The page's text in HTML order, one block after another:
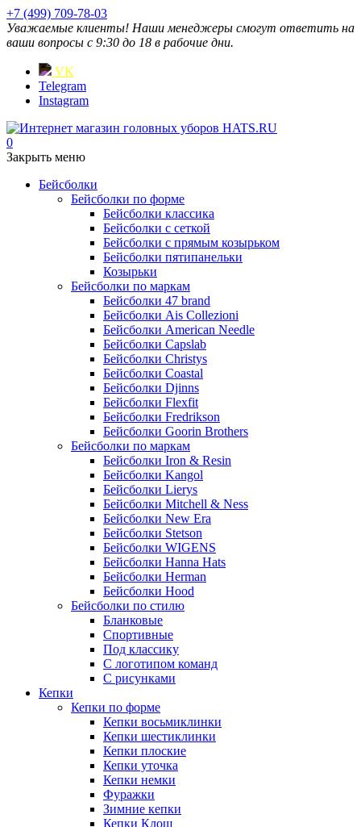
+7 (499) 709-78-03
Уважаемые клиенты! Наши менеджеры смогут ответить на
ваши вопросы с 9:30 до 18 в рабочие дни.
VK
Telegram
Instagram
0
Закрыть меню
Бейсболки
Бейсболки по форме
Бейсболки классика
Бейсболки с сеткой
Бейсболки с прямым козырьком
Бейсболки пятипанельки
Козырьки
Бейсболки по маркам
Бейсболки 47 brand
Бейсболки Ais Collezioni
Бейсболки American Needle
Бейсболки Capslab
Бейсболки Christys
Бейсболки Coastal
Бейсболки Djinns
Бейсболки Flexfit
Бейсболки Fredrikson
Бейсболки Goorin Brothers
Бейсболки по маркам
Бейсболки Iron & Resin
Бейсболки Kangol
Бейсболки Lierys
Бейсболки Mitchell & Ness
Бейсболки New Era
Бейсболки Stetson
Бейсболки WIGENS
Бейсболки Hanna Hats
Бейсболки Herman
Бейсболки Hood
Бейсболки по стилю
Бланковые
Спортивные
Под классику
С логотипом команд
С рисунками
Кепки
Кепки по форме
Кепки восьмиклинки
Кепки шестиклинки
Кепки плоские
Кепки уточка
Кепки немки
Фуражки
Зимние кепки
Кепки Клош